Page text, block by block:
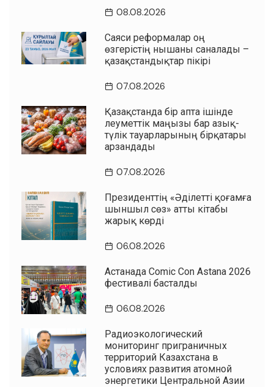
08.08.2026
Саяси реформалар оң
өзгерістің нышаны саналады –
қазақстандықтар пікірі
07.08.2026
Қазақстанда бір апта ішінде
әлеуметтік маңызы бар азық-
түлік тауарларының бірқатары
арзандады
07.08.2026
Президенттің «Әділетті қоғамға
шыншыл сөз» атты кітабы
жарық көрді
06.08.2026
Астанада Comic Con Astana 2026
фестивалі басталды
06.08.2026
Радиоэкологический
мониторинг приграничных
территорий Казахстана в
условиях развития атомной
энергетики Центральной Азии